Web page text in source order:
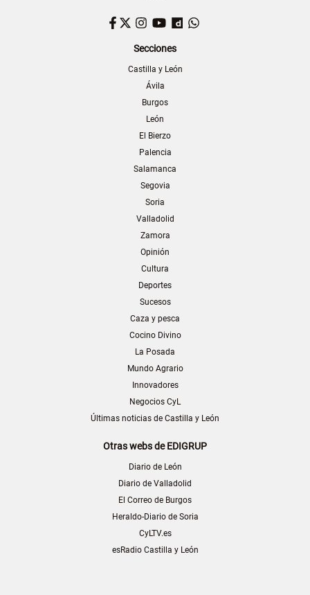
Facebook
TwitterInstagram
YouTubeDailymotion
Secciones
Castilla y León
Ávila
Burgos
León
El Bierzo
Palencia
Salamanca
Segovia
Soria
Valladolid
Zamora
Opinión
Cultura
Deportes
Sucesos
Caza y pesca
Cocino Divino
La Posada
Mundo Agrario
Innovadores
Negocios CyL
Últimas noticias de Castilla y León
Otras webs de EDIGRUP
Diario de León
Diario de Valladolid
El Correo de Burgos
Heraldo-Diario de Soria
CyLTV.es
esRadio Castilla y León